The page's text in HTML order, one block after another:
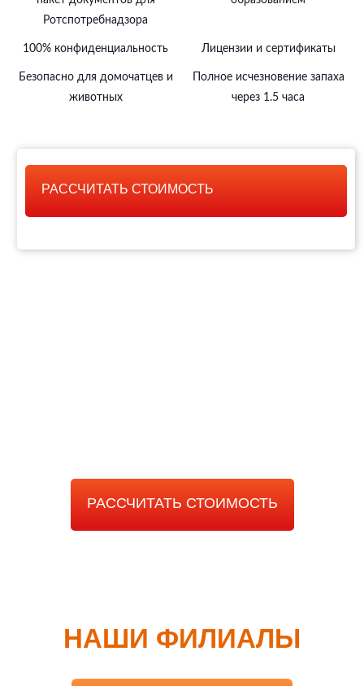
Ротспотребнадзора
100% конфиденциальность Лицензии и сертификаты
Безопасно для домочатцев и
животных
Полное исчезновение запаха
через 1.5 часа
РАССЧИТАТЬ СТОИМОСТЬ
РАССЧИТАТЬ СТОИМОСТЬ
НАШИ ФИЛИАЛЫ